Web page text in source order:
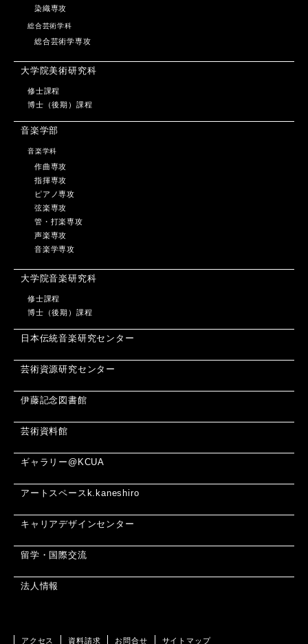
染織専攻
総合芸術学科
総合芸術学専攻
大学院美術研究科
修士課程
博士（後期）課程
音楽学部
音楽学科
作曲専攻
指揮専攻
ピアノ専攻
弦楽専攻
管・打楽専攻
声楽専攻
音楽学専攻
大学院音楽研究科
修士課程
博士（後期）課程
日本伝統音楽研究センター
芸術資源研究センター
伊藤記念図書館
芸術資料館
ギャラリー@KCUA
アートスペースk.kaneshiro
キャリアデザインセンター
留学・国際交流
法人情報
アクセス 資料請求 お問合せ サイトマップ